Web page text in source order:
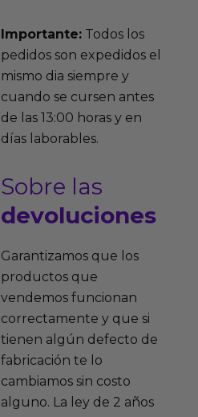
Importante:Todos los
pedidos son expedidos el
mismo dia siempre y
cuando se cursen antes
de las 13:00 horas y en
días laborables.
Sobre las
devoluciones
Garantizamos que los
productos que
vendemos funcionan
correctamente y que si
tienen algún defecto de
fabricación te lo
cambiamos sin costo
alguno. La ley de 2 años